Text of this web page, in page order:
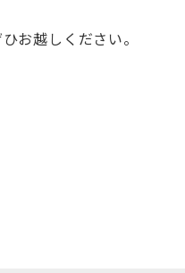
お越しください。